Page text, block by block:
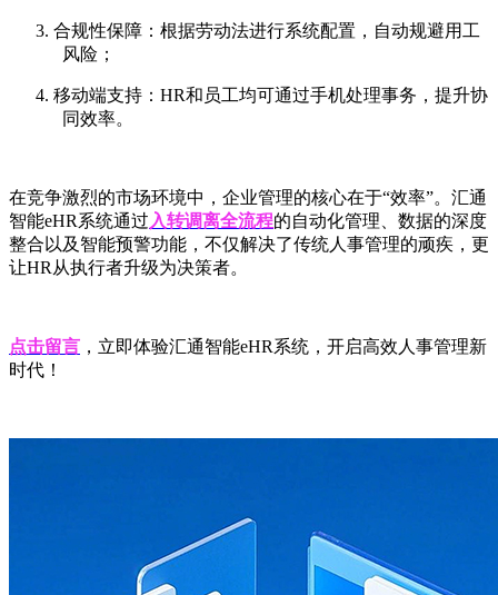
3. 合规性保障：根据劳动法进行系统配置，自动规避用工
风险；
4. 移动端支持：HR和员工均可通过手机处理事务，提升协
同效率。
在竞争激烈的市场环境中，企业管理的核心在于“效率”。汇通
智能eHR系统通过 入转调离全流程的自动化管理、数据的深度
整合以及智能预警功能，不仅解决了传统人事管理的顽疾，更
让HR从执行者升级为决策者。
点击留言 ， 立即体验汇通智能eHR系统，开启高效人事管理新
时代！